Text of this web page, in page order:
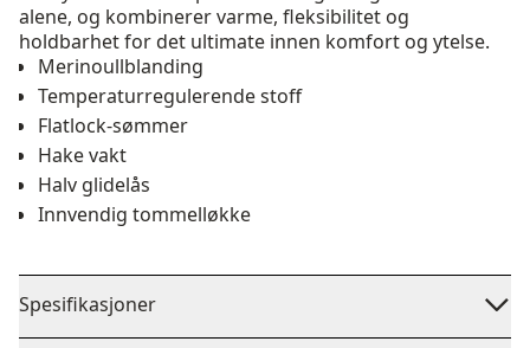
alene, og kombinerer varme, fleksibilitet og
holdbarhet for det ultimate innen komfort og ytelse.
Merinoullblanding
Temperaturregulerende stoff
Flatlock-sømmer
Hake vakt
Halv glidelås
Innvendig tommelløkke
Spesifikasjoner